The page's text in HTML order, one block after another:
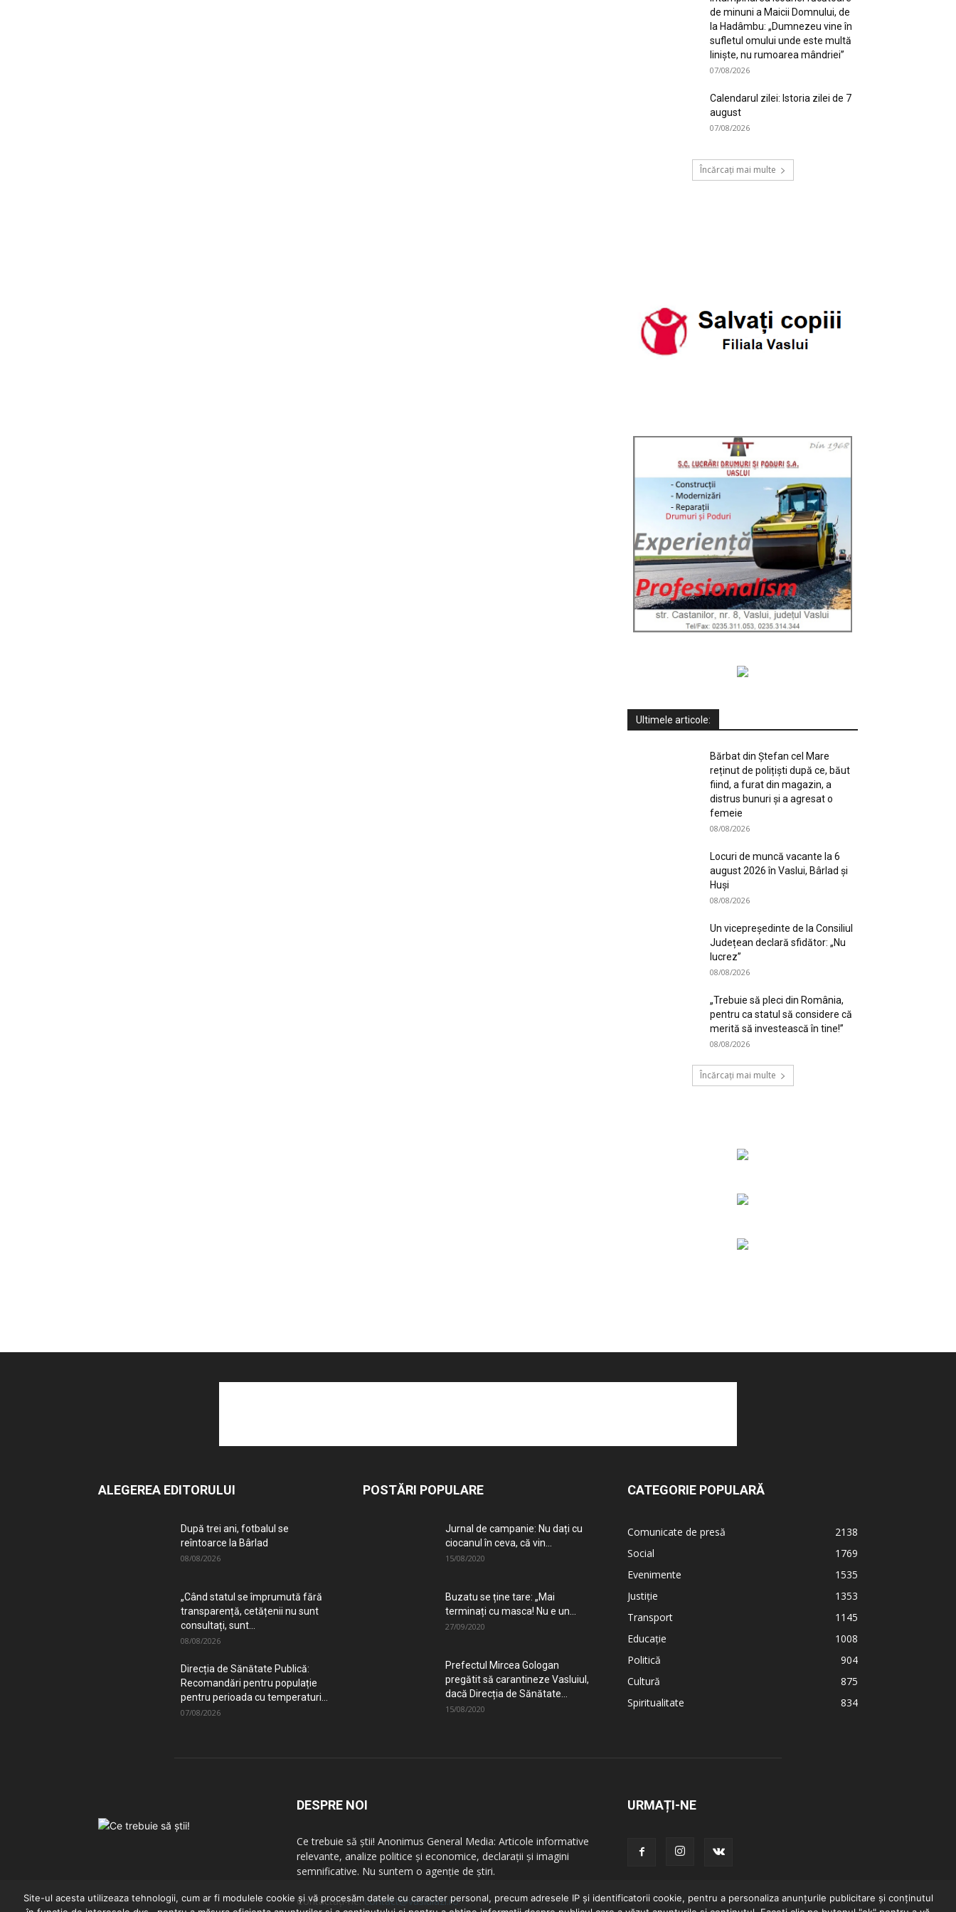
de minuni a Maicii Domnului, de
la Hadâmbu: „Dumnezeu vine în
sufletul omului unde este multă
liniște, nu rumoarea mândriei”
07/08/2026
Calendarul zilei: Istoria zilei de 7
august
07/08/2026
Încărcați mai multe
Ultimele articole:
Bărbat din Ștefan cel Mare
reținut de polițiști după ce, băut
fiind, a furat din magazin, a
distrus bunuri și a agresat o
femeie
08/08/2026
Locuri de muncă vacante la 6
august 2026 în Vaslui, Bârlad și
Huși
08/08/2026
Un vicepreședinte de la Consiliul
Județean declară sfidător: „Nu
lucrez”
08/08/2026
„Trebuie să pleci din România,
pentru ca statul să considere că
merită să investească în tine!”
08/08/2026
Încărcați mai multe
ALEGEREA EDITORULUI
După trei ani, fotbalul se
reîntoarce la Bârlad
08/08/2026
„Când statul se împrumută fără
transparență, cetățenii nu sunt
consultați, sunt...
08/08/2026
Direcția de Sănătate Publică:
Recomandări pentru populație
pentru perioada cu temperaturi...
07/08/2026
POSTĂRI POPULARE
Jurnal de campanie: Nu dați cu
ciocanul în ceva, că vin...
15/08/2020
Buzatu se ține tare: „Mai
terminați cu masca! Nu e un...
27/09/2020
Prefectul Mircea Gologan
pregătit să carantineze Vasluiul,
dacă Direcția de Sănătate...
15/08/2020
CATEGORIE POPULARĂ
Comunicate de presă
2138
Social
1769
Evenimente
1535
Justiție
1353
Transport
1145
Educație
1008
Politică
904
Cultură
875
Spiritualitate
834
DESPRE NOI
Ce trebuie să știi! Anonimus General Media: Articole informative
relevante, analize politice și economice, declarații și imagini
semnificative. Nu suntem o agenție de știri.
Contactați-ne:contact@vasluiazi.ro
URMAȚI-NE
Site-ul acesta utilizeaza tehnologii, cum ar fi modulele cookie și vă procesăm datele cu caracter personal, precum adresele IP și identificatorii cookie, pentru a personaliza anunțurile publicitare și conținutul